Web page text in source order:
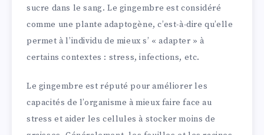
sucre dans le sang. Le gingembre est considéré
comme une plante adaptogène, c’est-à-dire qu’elle
permet à l’individu de mieux s’ « adapter » à
certains contextes : stress, infections, etc.
Le gingembre est réputé pour améliorer les
capacités de l’organisme à mieux faire face au
stress et aider les cellules à stocker moins de